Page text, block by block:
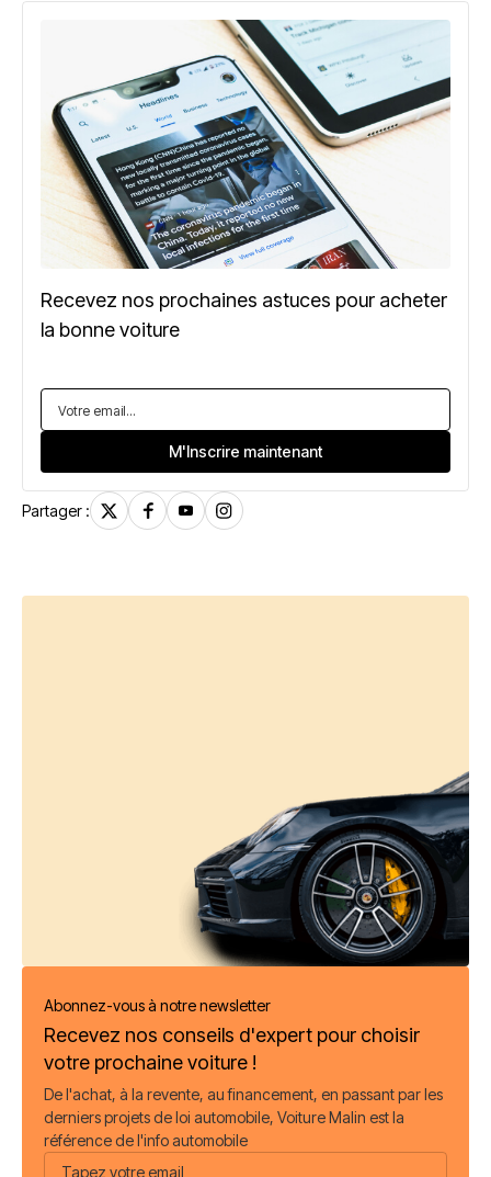
Recevez nos prochaines astuces pour acheter
la bonne voiture
Partager :
Abonnez-vous à notre newsletter
Recevez nos conseils d'expert pour choisir
votre prochaine voiture !
De l'achat, à la revente, au financement, en passant par les
derniers projets de loi automobile, Voiture Malin est la
référence de l'info automobile